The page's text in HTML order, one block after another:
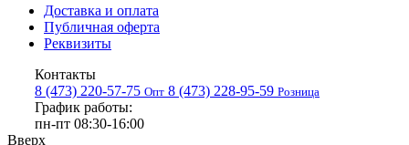
Доставка и оплата
Публичная оферта
Реквизиты
Контакты
8 (473) 220-57-75 Опт 8 (473) 228-95-59 Розница
График работы:
пн-пт 08:30-16:00
Вверх